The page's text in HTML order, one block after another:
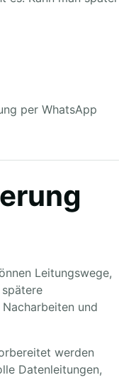
per WhatsApp
Leitungswege,
und
werden
Datenleitungen,